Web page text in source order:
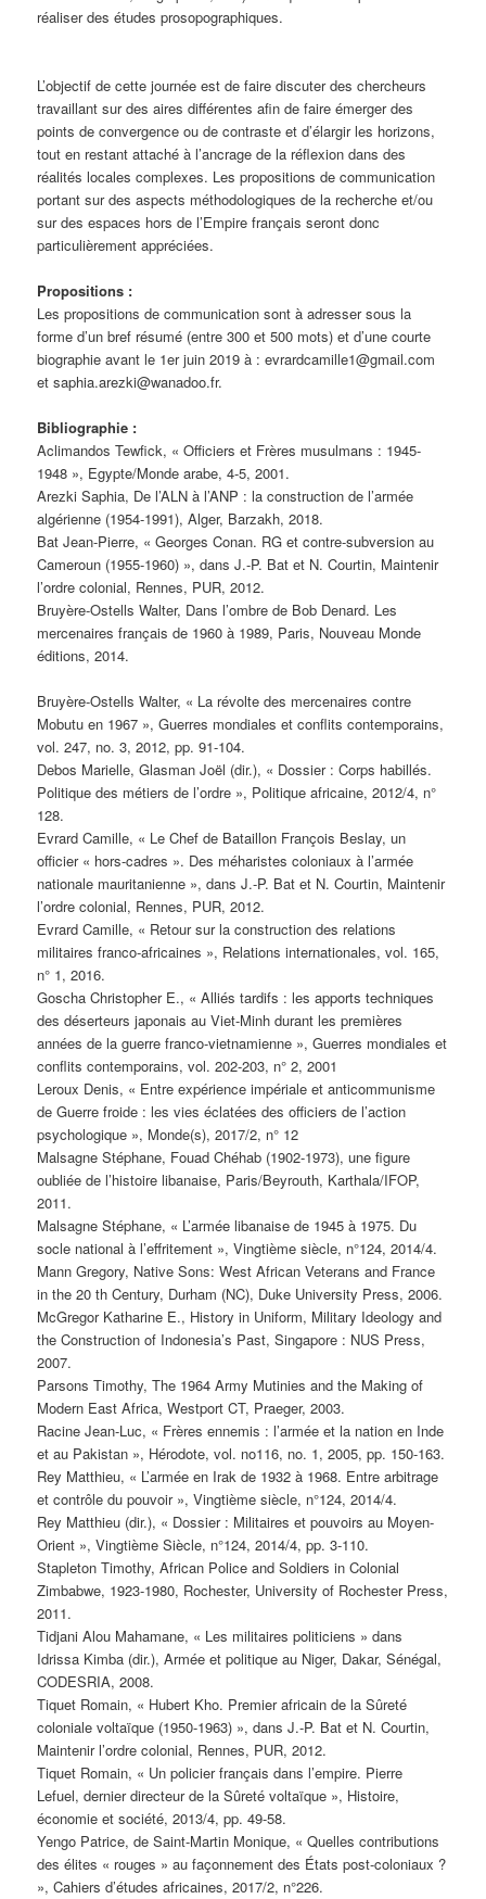
réaliser des études prosopographiques.
L’objectif de cette journée est de faire discuter des chercheurs
travaillant sur des aires différentes afin de faire émerger des
points de convergence ou de contraste et d’élargir les horizons,
tout en restant attaché à l’ancrage de la réflexion dans des
réalités locales complexes. Les propositions de communication
portant sur des aspects méthodologiques de la recherche et/ou
sur des espaces hors de l’Empire français seront donc
particulièrement appréciées.
Propositions :
Les propositions de communication sont à adresser sous la
forme d’un bref résumé (entre 300 et 500 mots) et d’une courte
biographie avant le 1er juin 2019 à : evrardcamille1@gmail.com
et saphia.arezki@wanadoo.fr.
Bibliographie :
Aclimandos Tewfick, « Officiers et Frères musulmans : 1945-
1948 », Egypte/Monde arabe, 4-5, 2001.
Arezki Saphia, De l’ALN à l’ANP : la construction de l’armée
algérienne (1954-1991), Alger, Barzakh, 2018.
Bat Jean-Pierre, « Georges Conan. RG et contre-subversion au
Cameroun (1955-1960) », dans J.-P. Bat et N. Courtin, Maintenir
l’ordre colonial, Rennes, PUR, 2012.
Bruyère-Ostells Walter, Dans l’ombre de Bob Denard. Les
mercenaires français de 1960 à 1989, Paris, Nouveau Monde
éditions, 2014.
Bruyère-Ostells Walter, « La révolte des mercenaires contre
Mobutu en 1967 », Guerres mondiales et conflits contemporains,
vol. 247, no. 3, 2012, pp. 91-104.
Debos Marielle, Glasman Joël (dir.), « Dossier : Corps habillés.
Politique des métiers de l’ordre », Politique africaine, 2012/4, n°
128.
Evrard Camille, « Le Chef de Bataillon François Beslay, un
officier « hors-cadres ». Des méharistes coloniaux à l’armée
nationale mauritanienne », dans J.-P. Bat et N. Courtin, Maintenir
l’ordre colonial, Rennes, PUR, 2012.
Evrard Camille, « Retour sur la construction des relations
militaires franco-africaines », Relations internationales, vol. 165,
n° 1, 2016.
Goscha Christopher E., « Alliés tardifs : les apports techniques
des déserteurs japonais au Viet-Minh durant les premières
années de la guerre franco-vietnamienne », Guerres mondiales et
conflits contemporains, vol. 202-203, n° 2, 2001
Leroux Denis, « Entre expérience impériale et anticommunisme
de Guerre froide : les vies éclatées des officiers de l’action
psychologique », Monde(s), 2017/2, n° 12
Malsagne Stéphane, Fouad Chéhab (1902-1973), une figure
oubliée de l’histoire libanaise, Paris/Beyrouth, Karthala/IFOP,
2011.
Malsagne Stéphane, « L’armée libanaise de 1945 à 1975. Du
socle national à l’effritement », Vingtième siècle, n°124, 2014/4.
Mann Gregory, Native Sons: West African Veterans and France
in the 20 th Century, Durham (NC), Duke University Press, 2006.
McGregor Katharine E., History in Uniform, Military Ideology and
the Construction of Indonesia’s Past, Singapore : NUS Press,
2007.
Parsons Timothy, The 1964 Army Mutinies and the Making of
Modern East Africa, Westport CT, Praeger, 2003.
Racine Jean-Luc, « Frères ennemis : l’armée et la nation en Inde
et au Pakistan », Hérodote, vol. no116, no. 1, 2005, pp. 150-163.
Rey Matthieu, « L’armée en Irak de 1932 à 1968. Entre arbitrage
et contrôle du pouvoir », Vingtième siècle, n°124, 2014/4.
Rey Matthieu (dir.), « Dossier : Militaires et pouvoirs au Moyen-
Orient », Vingtième Siècle, n°124, 2014/4, pp. 3-110.
Stapleton Timothy, African Police and Soldiers in Colonial
Zimbabwe, 1923-1980, Rochester, University of Rochester Press,
2011.
Tidjani Alou Mahamane, « Les militaires politiciens » dans
Idrissa Kimba (dir.), Armée et politique au Niger, Dakar, Sénégal,
CODESRIA, 2008.
Tiquet Romain, « Hubert Kho. Premier africain de la Sûreté
coloniale voltaïque (1950-1963) », dans J.-P. Bat et N. Courtin,
Maintenir l’ordre colonial, Rennes, PUR, 2012.
Tiquet Romain, « Un policier français dans l’empire. Pierre
Lefuel, dernier directeur de la Sûreté voltaïque », Histoire,
économie et société, 2013/4, pp. 49-58.
Yengo Patrice, de Saint-Martin Monique, « Quelles contributions
des élites « rouges » au façonnement des États post-coloniaux ?
», Cahiers d’études africaines, 2017/2, n°226.